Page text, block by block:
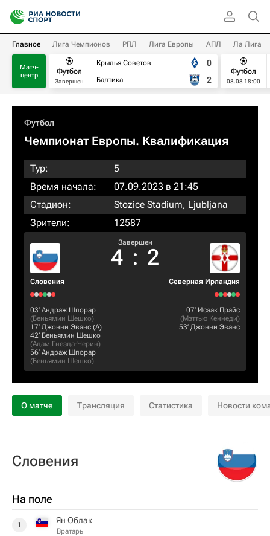
Главное Лига Чемпионов РПЛ Лига Европы АПЛ Ла Лига
Матч-
центр
Футбол
Завершен
Крылья Советов
Балтика
0
2
Футбол
08.08 18:00
Футбол
Чемпионат Европы. Квалификация​
Тур:
5
Время начала:
07.09.2023 в 21:45
Стадион:
Stozice Stadium, Ljubljana
Зрители:
12587
Словения
Завершен
4 : 2
Северная Ирландия
03‎’‎ Андраж Шпорар
(Беньямин Шешко)
17‎’‎ Джонни Эванс (А)
42‎’‎ Беньямин Шешко
(Адам Гнезда-Черин)
56‎’‎ Андраж Шпорар
(Беньямин Шешко)
07‎’‎ Исаак Прайс
(Мэттью Кеннеди)
53‎’‎ Джонни Эванс
О матче Трансляция Статистика Новости
Словения
На поле
1 Ян Облак
Вратарь